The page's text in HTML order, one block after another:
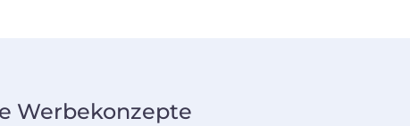
Werbekonzepte